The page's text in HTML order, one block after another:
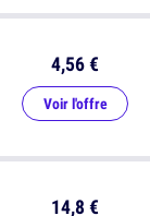
4,56 €
Voir l'offre
14,8 €